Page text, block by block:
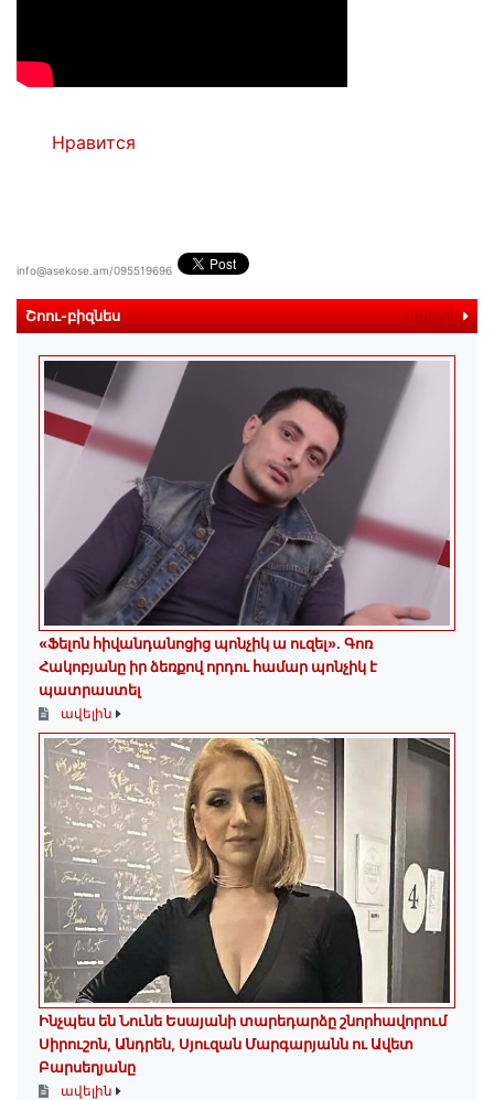
Нравится
info@asekose.am/095519696
Շոու-բիզնես ավելին
«Ֆելոն հիվանդանոցից պոնչիկ ա ուզել». Գոռ
Հակոբյանը իր ձեռքով որդու համար պոնչիկ է
պատրաստել
ավելին
Ինչպես են Նունե Եսայանի տարեդարձը շնորհավորում
Սիրուշոն, Անդրեն, Սյուզան Մարգարյանն ու Ավետ
Բարսեղյանը
ավելին